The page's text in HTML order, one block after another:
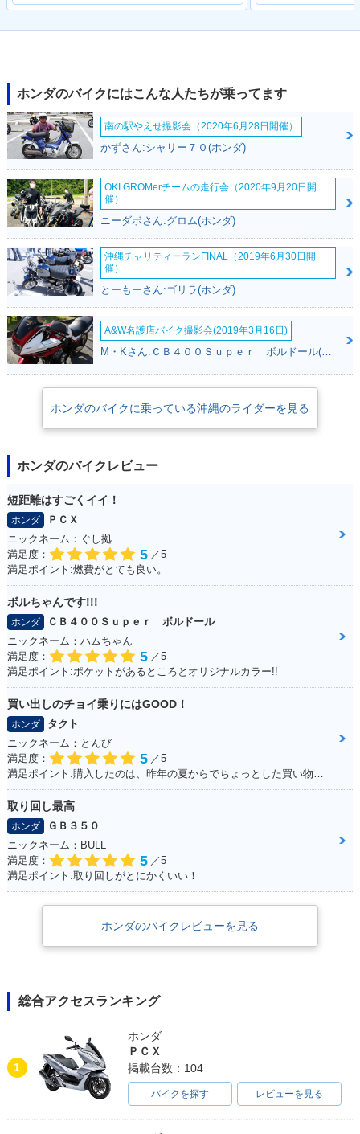
別・限定仕様
2014年 Giorno DEL
UXE・カラーチェン
2014年 Giorno・カ
ラーチェンジ
2014年 Giorno DEL
2014年 Giorno・カ
2013年 Giorno Spe
2012年 Giorno SP
2012年 Giorno・カ
ラーチェンジ
1997年 Giorno DEL
UXE・カラーチェン
ジ
1997年 Giorno・カ
ラーチェンジ
cial・特別・限定仕
様
1997年 Giorno Spe
cial・特別・限定仕
様
1996年 Giorno Spe
1996年 Giorno DEL
1995年 Giorno・追
1995年 Giorno・追
1993年 Giorno・追
1993年 Giorno・追
ホンダのバイクにはこんな人たちが乗ってます
南の駅やえせ撮影会（2020年6月28日開催）
かずさん:シャリー７０(ホンダ)
OKI GROMerチームの走行会（2020年9月20日開
催）
ニーダボさん:グロム(ホンダ)
沖縄チャリティーランFINAL（2019年6月30日開
催）
とーもーさん:ゴリラ(ホンダ)
A&W名護店バイク撮影会(2019年3月16日)
ホンダのバイクに乗っている沖縄のライダーを見る
ホンダのバイクレビュー
短距離はすごくイイ！
ホンダ
ＰＣＸ
ニックネーム：ぐし拠
満足度：
5 ／5
満足ポイント:燃費がとても良い。
ボルちゃんです!!!
ホンダ
ＣＢ４００Ｓｕｐｅｒ ボルドール
ニックネーム：ハムちゃん
満足度：
5 ／5
満足ポイント:ポケットがあるところとオリジナルカラー!!
買い出しのチョイ乗りにはGOOD！
ホンダ
タクト
ニックネーム：とんび
満足度：
5 ／5
取り回し最高
ホンダ
ＧＢ３５０
ニックネーム：BULL
満足度：
5 ／5
満足ポイント:取り回しがとにかくいい！
ホンダのバイクレビューを見る
総合アクセスランキング
1
ホンダ
ＰＣＸ
掲載台数：104
バイクを探す レビューを見る